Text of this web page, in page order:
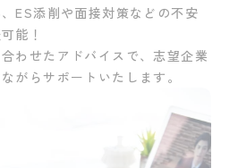
ES添削や面接対策などの不安
能！
わせたアドバイスで、志望企業
がらサポートいたします。